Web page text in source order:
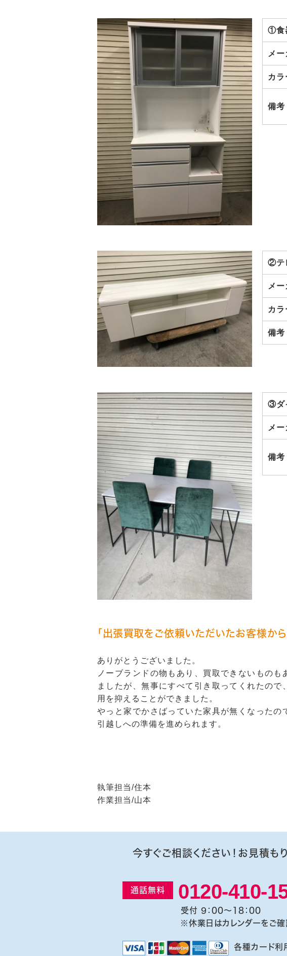
①食
メ
カラ
備考
②テ
メ
カラ
備考
③ダ
メ
備考
「出張買取をご依頼いただいたお客様から
ありがとうございました。
ノーブランドの物もあり、買取できないものも
ましたが、無事にすべて引き取ってくれたので
用を抑えることができました。
やっと家でかさばっていた家具が無くなったの
引越しへの準備を進められます。
執筆担当/住本
作業担当/山本
今すぐご相談ください！お見積もり
通話無料 0120-410-
受付 9：00～18：00
※休業日はカレンダーをご確
各種カード利